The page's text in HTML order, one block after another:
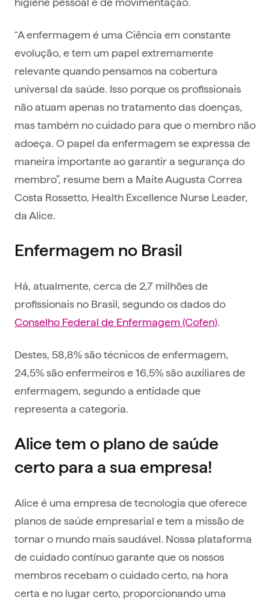
“A enfermagem é uma Ciência em constante
evolução, e tem um papel extremamente
relevante quando pensamos na cobertura
universal da saúde. Isso porque os profissionais
não atuam apenas no tratamento das doenças,
mas também no cuidado para que o membro não
adoeça. O papel da enfermagem se expressa de
maneira importante ao garantir a segurança do
membro”, resume bem a Maite Augusta Correa
Costa Rossetto, Health Excellence Nurse Leader,
da Alice.
Enfermagem no Brasil
Há, atualmente, cerca de 2,7 milhões de
profissionais no Brasil, segundo os dados do
Conselho Federal de Enfermagem (Cofen).
Destes, 58,8% são técnicos de enfermagem,
24,5% são enfermeiros e 16,5% são auxiliares de
enfermagem, segundo a entidade que
representa a categoria.
Alice tem o plano de saúde
certo para a sua empresa!
Alice é uma empresa de tecnologia que oferece
planos de saúde empresarial e tem a missão de
tornar o mundo mais saudável. Nossa plataforma
de cuidado contínuo garante que os nossos
membros recebam o cuidado certo, na hora
certa e no lugar certo, proporcionando uma